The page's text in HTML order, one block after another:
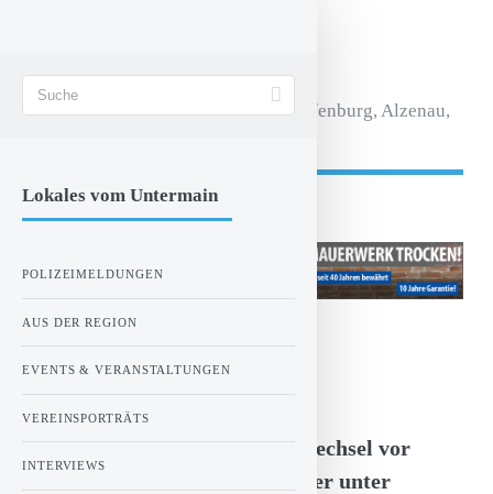
STADT AKTIVMagazin für Aschaffenburg, Alzenau,
- Anzeige -
ZUR STARTSEITE
Sonntag, 05.07.2026 12:58 Uhr
Stockstadt am Main: Fahrerwechsel vor
Polizeikontrolle - Beide Männer unter
Lokales vom Untermain
POLIZEIMELDUNGEN
AUS DER REGION
EVENTS & VERANSTALTUNGEN
VEREINSPORTRÄTS
INTERVIEWS